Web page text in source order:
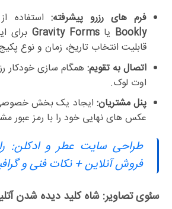
فرم های رزرو پیشرفته: استفاده
Bookly یاGravity Forms برای
قابلیت انتخاب تاریخ، زمان و نوع
اتصال به تقویم: همگام سازی خودکار
اوت لوک.
پنل مشتریان: ایجاد یک بخش خصوصی
عکس های نهایی خود را با رمز عبور
طراحی سایت عطر و ادکلن:
فروش آنلاین + نکات فنی و
سئوی تصاویر: شاه کلید دیده شدن